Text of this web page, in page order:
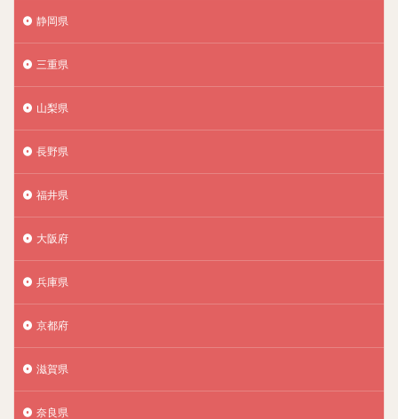
静岡県
三重県
山梨県
長野県
福井県
大阪府
兵庫県
京都府
滋賀県
奈良県